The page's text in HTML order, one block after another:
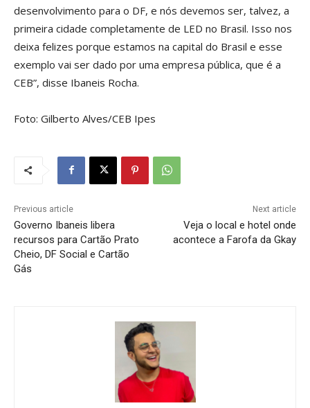
desenvolvimento para o DF, e nós devemos ser, talvez, a
primeira cidade completamente de LED no Brasil. Isso nos
deixa felizes porque estamos na capital do Brasil e esse
exemplo vai ser dado por uma empresa pública, que é a
CEB”, disse Ibaneis Rocha.
Foto: Gilberto Alves/CEB Ipes
Previous article
Governo Ibaneis libera
recursos para Cartão Prato
Cheio, DF Social e Cartão
Gás
Next article
Veja o local e hotel onde
acontece a Farofa da Gkay